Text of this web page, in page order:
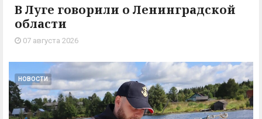
В Луге говорили о Ленинградской
области
07 августа 2026
НОВОСТИ